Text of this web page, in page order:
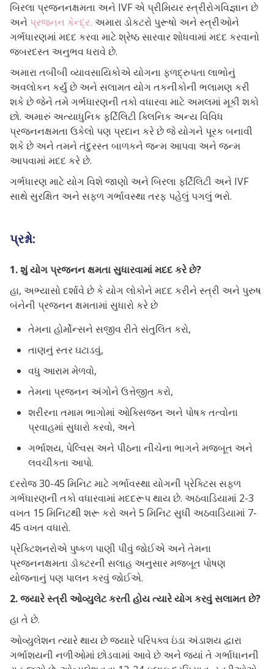
બિરલા પ્રજનનક્ષમતા અને IVF એ પ્રીમિયર સ્ત્રીરોગવિજ્ઞાન છે
અને પ્રજનન કેન્દ્ર. અમારા ડોકટરો પુરૂષો અને સ્ત્રીઓને
ગર્ભધારણમાં મદદ કરવા માટે શ્રેષ્ઠ સારવાર શોધવામાં મદદ કરવાનો
જબરદસ્ત અનુભવ ધરાવે છે.
અમારા તબીબી વ્યાવસાયિકોએ યોગના ફળદ્રુપતા લાભોનું
અવલોકન કર્યું છે અને સલામત યોગ તકનીકોની ભલામણ કરી
શકે છે જેને તમે ગર્ભધારણની તકો વધારવા માટે અમલમાં મૂકી શકો
છો. અમારું અત્યાધુનિક ફર્ટિલિટી ક્લિનિક અન્ય વિવિધ
પ્રજનનક્ષમતા ઉકેલો પણ પ્રદાન કરે છે જે યોગને પૂરક બનાવી
શકે છે અને તમને તંદુરસ્ત બાળકને જન્મ આપવા અને જન્મ
આપવામાં મદદ કરે છે.
ગર્ભધારણ માટે યોગ વિશે જાણો અને બિરલા ફર્ટિલિટી અને IVF
સાથે સુરક્ષિત અને સફળ ગર્ભાવસ્થા તરફ પહેલું પગલું ભરો.
પ્રશ્નો:
1. શું યોગ પ્રજનન ક્ષમતા સુધારવામાં મદદ કરે છે?
હા, અભ્યાસો દર્શાવે છે કે યોગ લોકોને મદદ કરીને સ્ત્રી અને પુરુષ
બંનેની પ્રજનન ક્ષમતામાં સુધારો કરે છે
તેમના હોર્મોન્સને સજીવ રીતે સંતુલિત કરો,
તાણનું સ્તર ઘટાડવું,
વધુ આરામ મેળવો,
તેમના પ્રજનન અંગોને ઉત્તેજીત કરો,
શરીરના તમામ ભાગોમાં ઓક્સિજન અને પોષક તત્વોના
પ્રવાહમાં સુધારો કરવો, અને
ગર્ભાશય, પેલ્વિસ અને પીઠના નીચેના ભાગને મજબૂત અને
લવચીકતા આપો.
દરરોજ 30-45 મિનિટ માટે ગર્ભાવસ્થા યોગની પ્રેક્ટિસ સફળ
ગર્ભધારણની તકો વધારવામાં મદદરૂપ થાય છે. અઠવાડિયામાં 2-3
વખત 15 મિનિટથી શરૂ કરો અને 5 મિનિટ સુધી અઠવાડિયામાં 7-
45 વખત વધારો.
પ્રેક્ટિશનરોએ પુષ્કળ પાણી પીવું જોઈએ અને તેમના
પ્રજનનક્ષમતા ડૉક્ટરની સલાહ અનુસાર મજબૂત પોષણ
યોજનાનું પણ પાલન કરવું જોઈએ.
2. જ્યારે સ્ત્રી ઓવ્યુલેટ કરતી હોય ત્યારે યોગ કરવું સલામત છે?
હા તે છે.
ઓવ્યુલેશન ત્યારે થાય છે જ્યારે પરિપક્વ ઇંડા અંડાશય દ્વારા
ગર્ભાશયની નળીઓમાં છોડવામાં આવે છે અને જ્યાં તે ગર્ભાધાનની